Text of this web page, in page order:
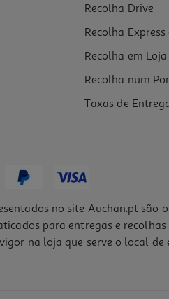
Recolha Drive
Recolha Express
Recolha em Loja
Recolha num
Taxas de
no site Auchan.pt
para entregas e
na loja que serve o local